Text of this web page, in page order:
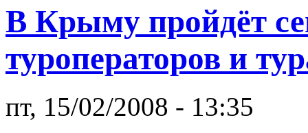
В Крыму пройдёт
туроператоров и
пт, 15/02/2008 - 13:35